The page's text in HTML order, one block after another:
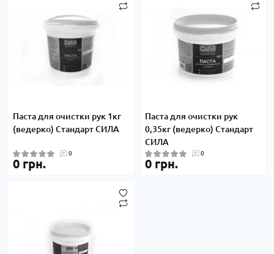
Паста для очистки рук 1кг
(ведерко) Стандарт СИЛА
0
0 грн.
Паста для очистки рук
0,35кг (ведерко) Стандарт
СИЛА
0
0 грн.